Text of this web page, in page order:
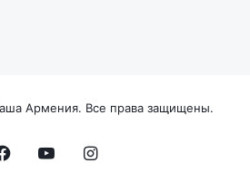
Армения. Все права защищены.
FacebookYouTubeInstagram